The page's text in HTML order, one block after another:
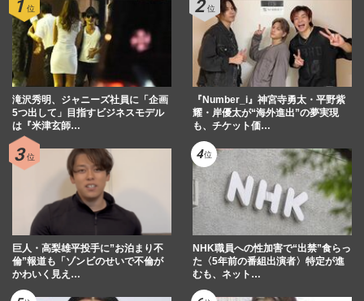
滝沢秀明、ジャニーズ社員に「企画
5つ出して」目指すビジネスモデル
は『米津玄師…
『Number_i』神宮寺勇太・平野紫
耀・岸優太が“海外進出”の夢実現
も、チケット価…
巨人・高梨雄平投手に”お泊まり不
倫”報道も「ゾンビのせいで不倫が
かわいく見え…
NHK職員への性加害で“出禁”食らっ
た〈5年前の番組出演者〉特定が進
むも、ネット…